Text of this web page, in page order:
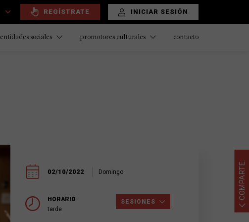
REGÍSTRATE INICIAR SESIÓN
entidades sociales promotores culturales contacto
02/10/2022 Domingo
HORARIO
tarde
SESIONES
COMPARTE: